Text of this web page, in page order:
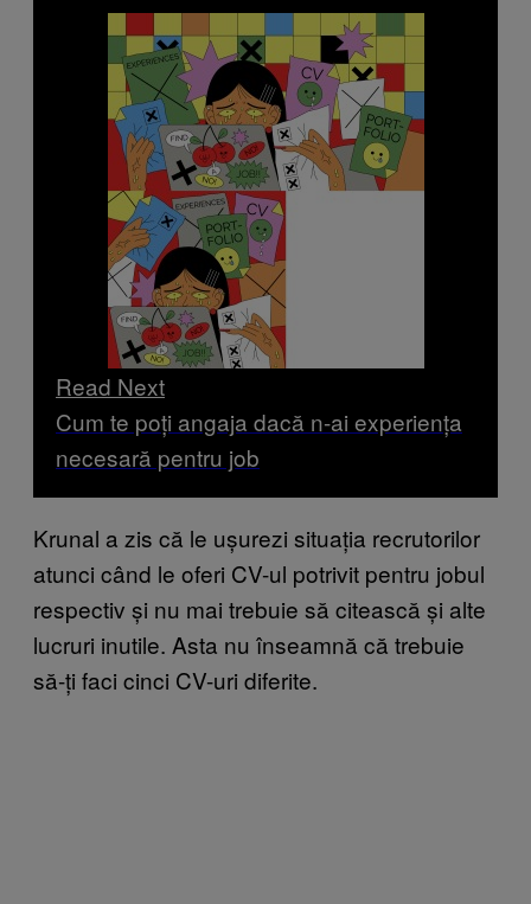
Read Next
Cum te poți angaja dacă n-ai experiența
necesară pentru job
Krunal a zis că le ușurezi situația recrutorilor
atunci când le oferi CV-ul potrivit pentru jobul
respectiv și nu mai trebuie să citească și alte
lucruri inutile. Asta nu înseamnă că trebuie
să-ți faci cinci CV-uri diferite.